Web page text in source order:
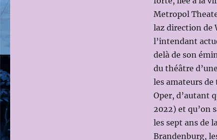
Metropol
laz direction de
l’intendant
delà de son
du théâtre
les amateurs de
Oper, d’autant
2022) et qu’on
les sept ans de
Brandenburg,